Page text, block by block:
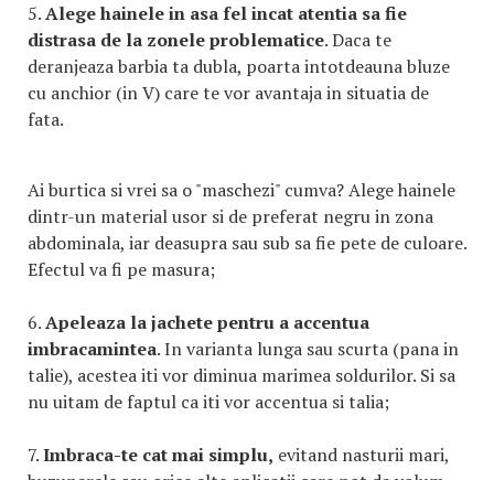
5.Alege hainele in asa fel incat atentia sa fie
distrasa de la zonele problematice. Daca te
deranjeaza barbia ta dubla, poarta intotdeauna bluze
cu anchior (in V) care te vor avantaja in situatia de
fata.
Ai burtica si vrei sa o "maschezi" cumva? Alege hainele
dintr-un material usor si de preferat negru in zona
abdominala, iar deasupra sau sub sa fie pete de culoare.
Efectul va fi pe masura;
6.Apeleaza la jachete pentru a accentua
imbracamintea. In varianta lunga sau scurta (pana in
talie), acestea iti vor diminua marimea soldurilor. Si sa
nu uitam de faptul ca iti vor accentua si talia;
7.Imbraca-te cat mai simplu, evitand nasturii mari,